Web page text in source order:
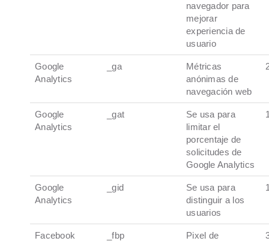
navegador para
mejorar
experiencia de
usuario
Google
Analytics
_ga
Métricas
anónimas de
navegación web
Google
Analytics
_gat
Se usa para
limitar el
porcentaje de
solicitudes de
Google Analytics
Google
Analytics
_gid
Se usa para
distinguir a los
usuarios
Facebook _fbp
Pixel de